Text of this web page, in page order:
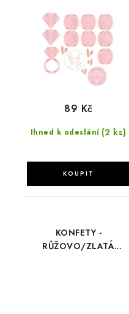
Ihned k odeslání (2 ks)
89 Kč
KONFETY -
RŮŽOVO/ZLATÁ